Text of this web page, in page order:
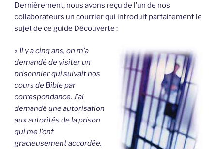
Dernièrement, nous avons reçu de l’un de nos
collaborateurs un courrier qui introduit parfaitement le
sujet de ce guide Découverte :
« Il y a cinq ans, on m’a
demandé de visiter un
prisonnier qui suivait nos
cours de Bible par
correspondance. J’ai
demandé une autorisation
aux autorités de la prison
qui me l’ont
gracieusement accordée.